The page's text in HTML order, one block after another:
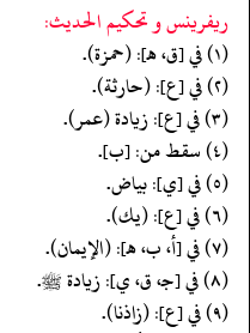
ريفرينس و تحكيم الحدیث:
(١) في [ق، هـ]: (حمزة).
(٢) في [ع]: (حارثة).
(٣) في [ع]: زيادة (عمر).
(٤) سقط من: [ب].
(٥) في [ي]: بياض.
(٦) في [ع]: (يك).
(٧) في [أ، ب، هـ]: (الإيمان).
(٨) في [جـ، ق، ي]: زيادة ﷺ.
(٩) في [ع]: (زاذنا).